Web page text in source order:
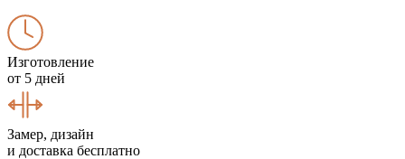
Изготовление
от 5 дней
Замер, дизайн
и доставка бесплатно